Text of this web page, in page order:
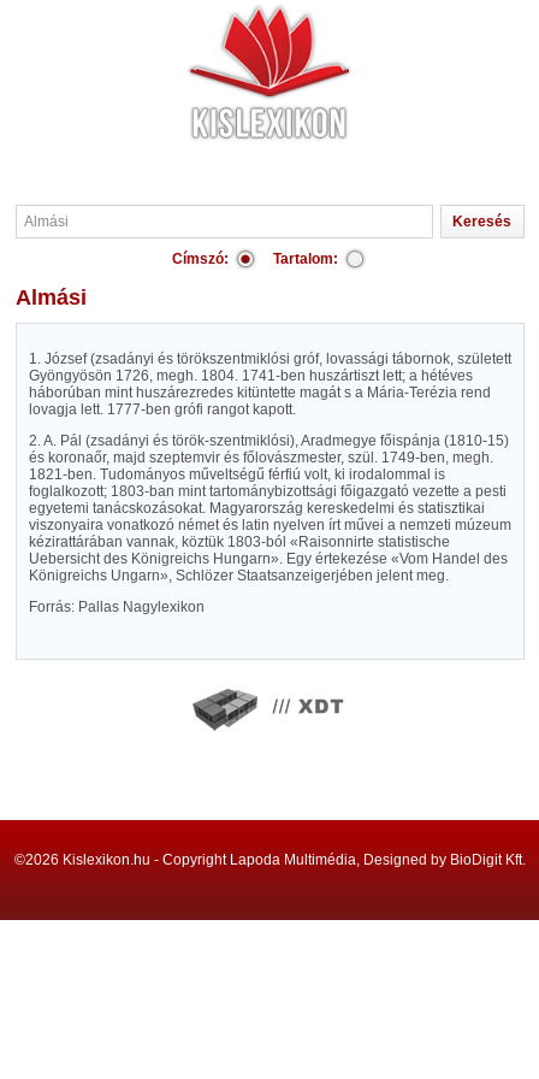
Címszó: Tartalom:
Almási
1. József (zsadányi és törökszentmiklósi gróf, lovassági tábornok, született
Gyöngyösön 1726, megh. 1804. 1741-ben huszártiszt lett; a hétéves
háborúban mint huszárezredes kitüntette magát s a Mária-Terézia rend
lovagja lett. 1777-ben grófi rangot kapott.
2. A. Pál (zsadányi és török-szentmiklósi), Aradmegye főispánja (1810-15)
és koronaőr, majd szeptemvir és főlovászmester, szül. 1749-ben, megh.
1821-ben. Tudományos műveltségű férfiú volt, ki irodalommal is
foglalkozott; 1803-ban mint tartománybizottsági főigazgató vezette a pesti
egyetemi tanácskozásokat. Magyarország kereskedelmi és statisztikai
viszonyaira vonatkozó német és latin nyelven írt művei a nemzeti múzeum
kézirattárában vannak, köztük 1803-ból «Raisonnirte statistische
Uebersicht des Königreichs Hungarn». Egy értekezése «Vom Handel des
Königreichs Ungarn», Schlözer Staatsanzeigerjében jelent meg.
Forrás: Pallas Nagylexikon
©2026 Kislexikon.hu - Copyright Lapoda Multimédia, Designed by BioDigit Kft.